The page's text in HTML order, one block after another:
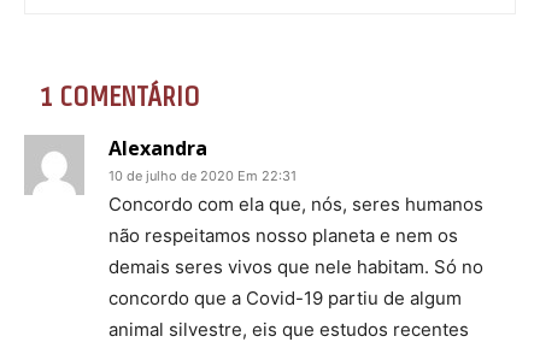
1 COMENTÁRIO
Alexandra
10 de julho de 2020 Em 22:31
Concordo com ela que, nós, seres humanos
não respeitamos nosso planeta e nem os
demais seres vivos que nele habitam. Só no
concordo que a Covid-19 partiu de algum
animal silvestre, eis que estudos recentes